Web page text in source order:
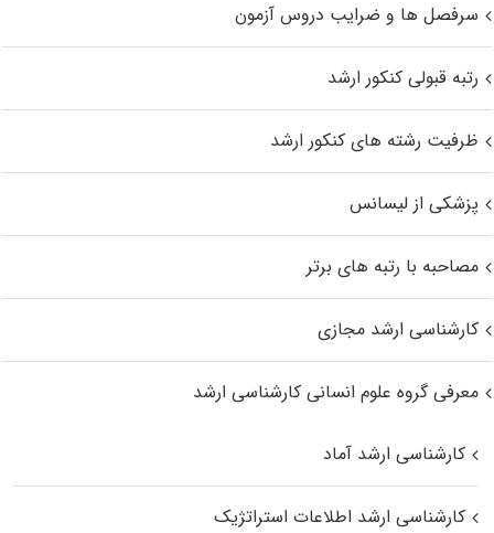
سرفصل ها و ضرایب دروس آزمون
رتبه قبولی کنکور ارشد
ظرفیت رشته های کنکور ارشد
پزشکی از لیسانس
مصاحبه با رتبه های برتر
کارشناسی ارشد مجازی
معرفی گروه علوم انسانی کارشناسی ارشد
کارشناسی ارشد آماد
کارشناسی ارشد اطلاعات استراتژیک